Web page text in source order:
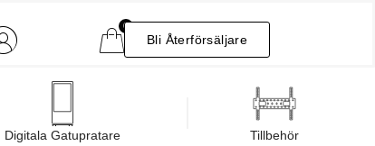
0
Bli Återförsäljare
Digitala Gatupratare Tillbehör